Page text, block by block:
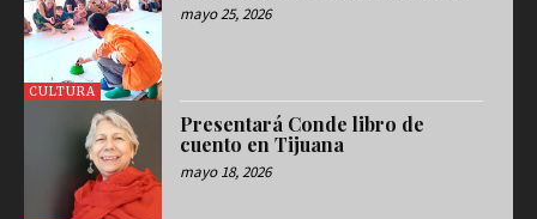
CULTURA
mayo 25, 2026
Presentará Conde libro de
cuento en Tijuana
mayo 18, 2026